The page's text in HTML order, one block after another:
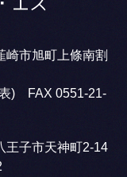
市旭町上條南割
) FAX 0551-21-
子市天神町2-14